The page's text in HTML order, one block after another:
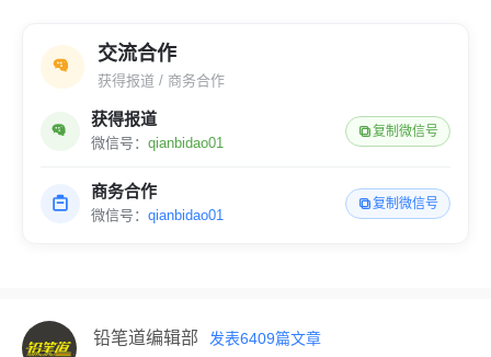
交流合作
获得报道 / 商务合作
获得报道
微信号： qianbidao01
复制微信号
商务合作
微信号： qianbidao01
复制微信号
铅笔道编辑部 发表6409篇文章